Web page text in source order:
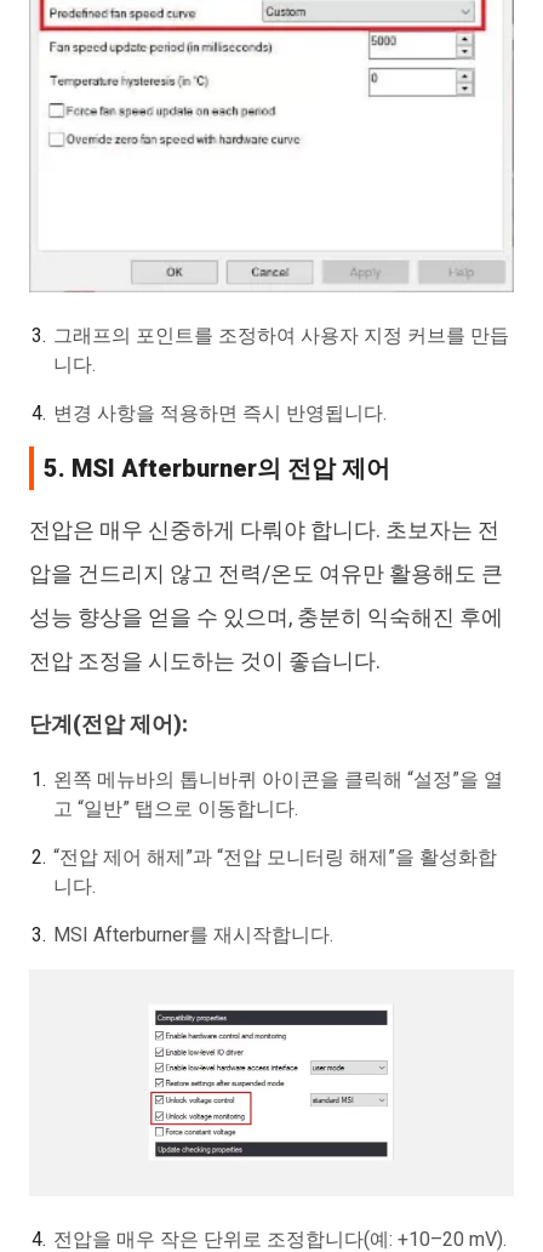
그래프의 포인트를 조정하여 사용자 지정 커브를 만듭
니다.
변경 사항을 적용하면 즉시 반영됩니다.
5. MSI Afterburner의 전압 제어
전압은 매우 신중하게 다뤄야 합니다. 초보자는 전
압을 건드리지 않고 전력/온도 여유만 활용해도 큰
성능 향상을 얻을 수 있으며, 충분히 익숙해진 후에
전압 조정을 시도하는 것이 좋습니다.
단계(전압 제어):
왼쪽 메뉴바의 톱니바퀴 아이콘을 클릭해 “설정”을 열
고 “일반” 탭으로 이동합니다.
“전압 제어 해제”과 “전압 모니터링 해제”을 활성화합
니다.
MSI Afterburner를 재시작합니다.
전압을 매우 작은 단위로 조정합니다(예: +10–20 mV).